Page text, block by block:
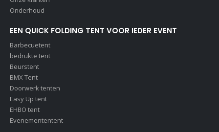
Onderhoud
EEN QUICK FOLDING TENT VOOR IEDER EVENT
Barbecuetent
bedrukte tent
Beurstent
BMX Tent
Doorwerk tenten
Easy Up tent
EHBO tent
Evenemententent